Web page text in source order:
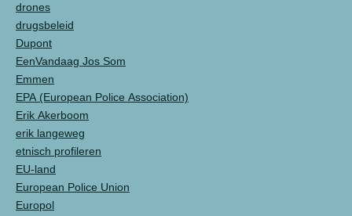
drones
drugsbeleid
Dupont
EenVandaag Jos Som
Emmen
EPA (European Police Association)
Erik Akerboom
erik langeweg
etnisch profileren
EU-land
European Police Union
Europol